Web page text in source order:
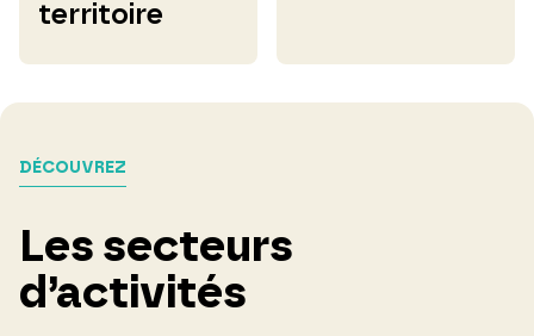
territoire
DÉCOUVREZ
Les secteurs
d’activités